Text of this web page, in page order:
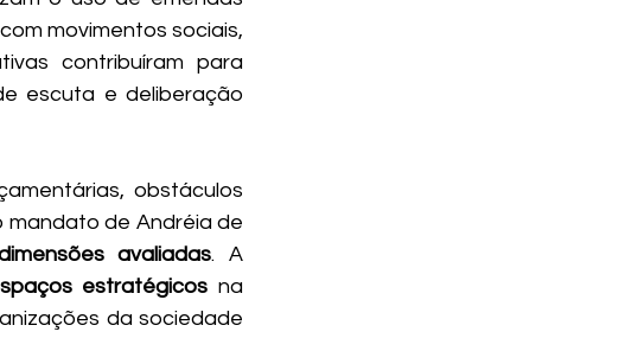
movimentos sociais,
contribuíram para
escuta e deliberação
obstáculos
mandato de Andréia de
avaliadas. A
estratégicos na
da sociedade